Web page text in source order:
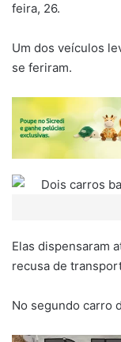
feira, 26.
Um dos veículos
se feriram.
Elas dispensaram
recusa de
No segundo carro